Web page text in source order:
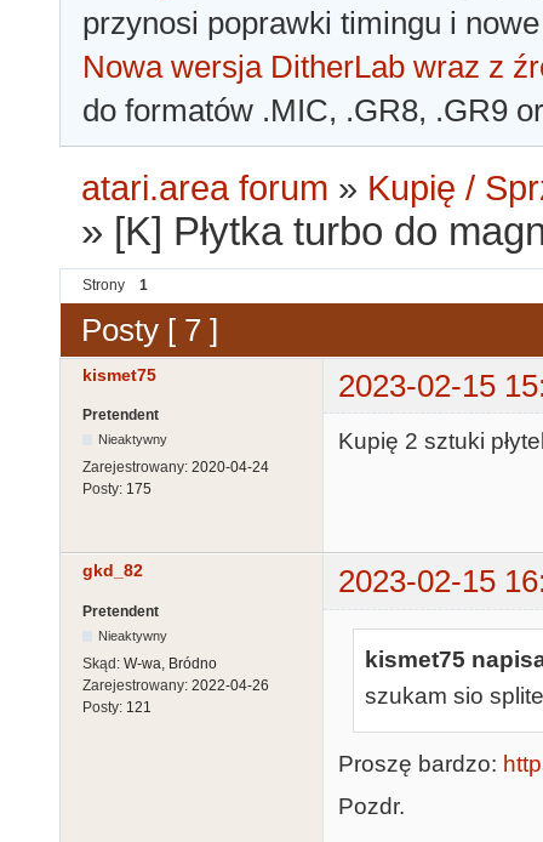
przynosi poprawki timingu i
Nowa wersja DitherLab wraz z
do formatów .MIC, .GR8, .GR9
atari.area forum » Kupię /
» [K] Płytka turbo do
Strony 1
Posty [ 7 ]
kismet75 2023-02-15
Pretendent
Nieaktywny
Zarejestrowany: 2020-04-24
Posty: 175
Kupię 2 sztuki
gkd_82 2023-02-15
Pretendent
Nieaktywny
Skąd: W-wa, Bródno
Zarejestrowany: 2022-04-26
Posty: 121
kismet75
szukam sio
Proszę bardzo:
Pozdr.